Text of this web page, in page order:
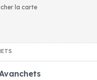
la carte